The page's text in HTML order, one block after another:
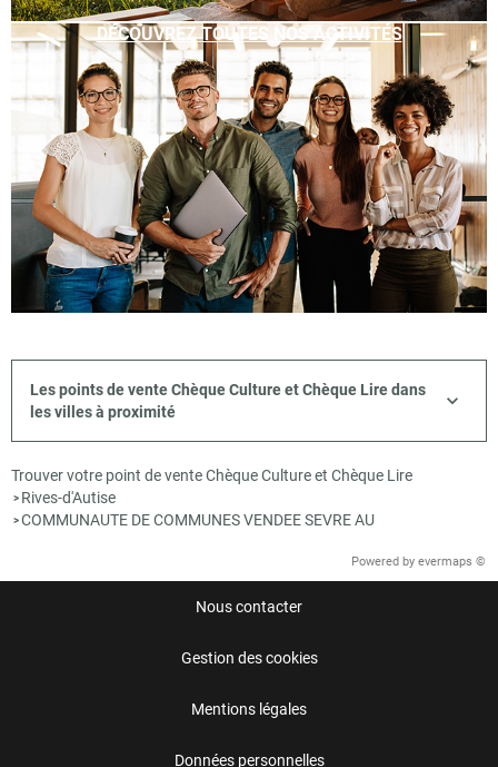
DÉCOUVREZ TOUTES NOS ACTIVITÉS
Les points de vente Chèque Culture et Chèque Lire dans
les villes à proximité
Trouver votre point de vente Chèque Culture et Chèque Lire
> Rives-d'Autise
>COMMUNAUTE DE COMMUNES VENDEE SEVRE AU
Powered by evermaps ©
Nous contacter
Gestion des cookies
Mentions légales
Données personnelles